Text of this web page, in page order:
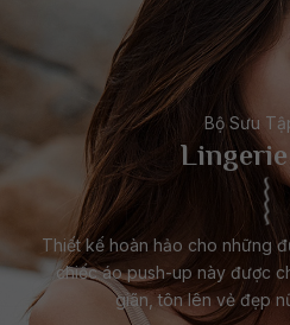
Bộ Sưu
Thiết kế hoàn hảo cho những
chiếc áo push-up này được
giãn, tôn lên vẻ đẹp